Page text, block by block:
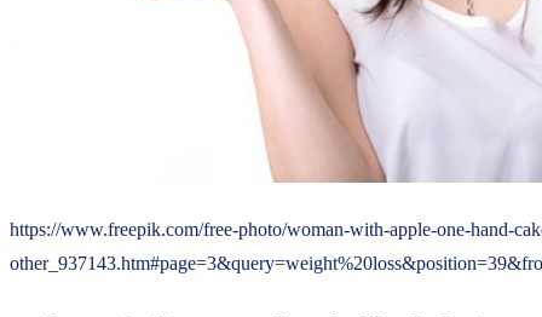
https://www.freepik.com/free-photo/woman-with-apple-one-hand-